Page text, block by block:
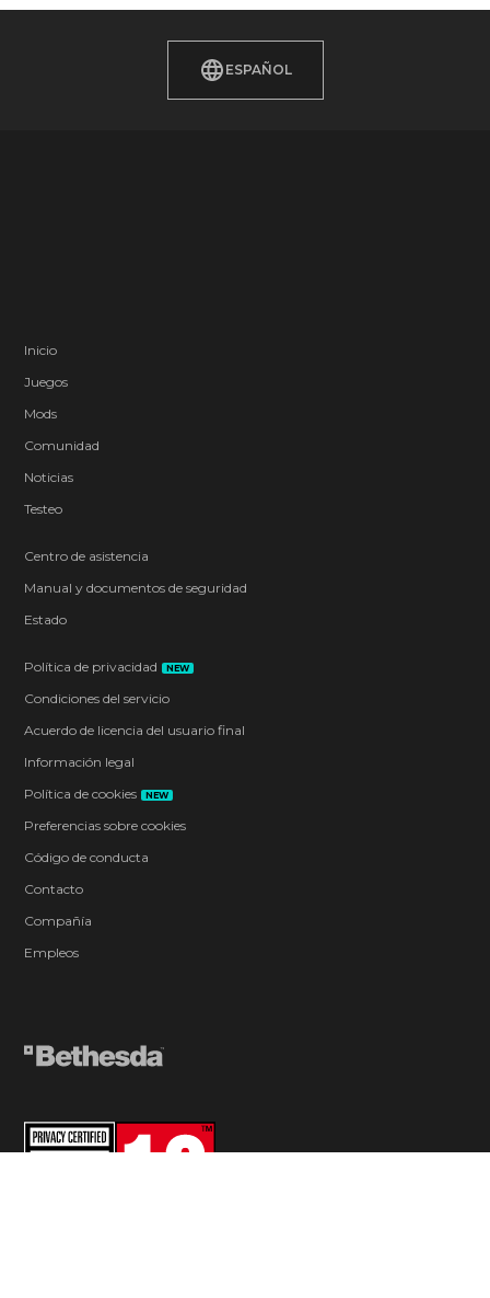
ESPAÑOL
Inicio
Juegos
Mods
Comunidad
Noticias
Testeo
Centro de asistencia
Manual y documentos de seguridad
Estado
Política de privacidad NEW
Condiciones del servicio
Acuerdo de licencia del usuario final
Información legal
Política de cookies
NEW
Preferencias sobre cookies
Código de conducta
Contacto
Compañía
Empleos